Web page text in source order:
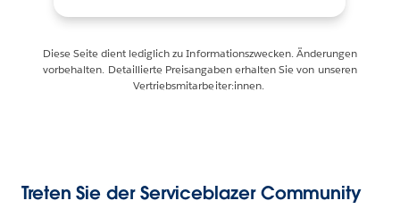
Diese Seite dient lediglich zu Informationszwecken. Änderungen
vorbehalten. Detaillierte Preisangaben erhalten Sie von unseren
Vertriebsmitarbeiter:innen.
Treten Sie der Serviceblazer Community